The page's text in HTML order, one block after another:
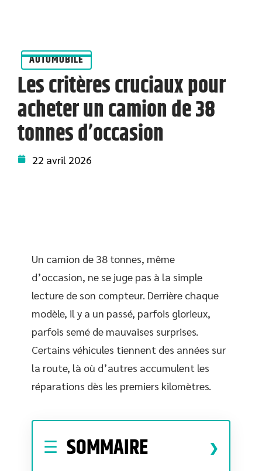
AUTOMOBILE
Les critères cruciaux pour
acheter un camion de 38
tonnes d’occasion
22 avril 2026
Un camion de 38 tonnes, même
d’occasion, ne se juge pas à la simple
lecture de son compteur. Derrière chaque
modèle, il y a un passé, parfois glorieux,
parfois semé de mauvaises surprises.
Certains véhicules tiennent des années sur
la route, là où d’autres accumulent les
réparations dès les premiers kilomètres.
SOMMAIRE